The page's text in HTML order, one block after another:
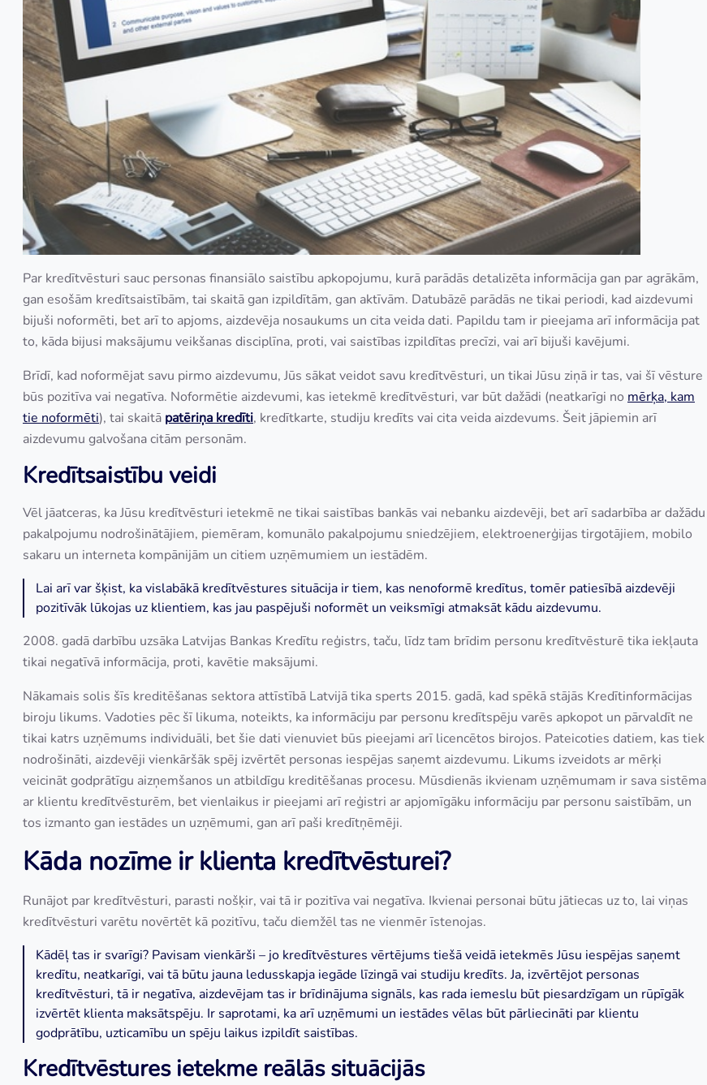
Par kredītvēsturi sauc personas finansiālo saistību apkopojumu, kurā parādās detalizēta informācija gan par agrākām,
gan esošām kredītsaistībām, tai skaitā gan izpildītām, gan aktīvām. Datubāzē parādās ne tikai periodi, kad aizdevumi
bijuši noformēti, bet arī to apjoms, aizdevēja nosaukums un cita veida dati. Papildu tam ir pieejama arī informācija pat
to, kāda bijusi maksājumu veikšanas disciplīna, proti, vai saistības izpildītas precīzi, vai arī bijuši kavējumi.
Brīdī, kad noformējat savu pirmo aizdevumu, Jūs sākat veidot savu kredītvēsturi, un tikai Jūsu ziņā ir tas, vai šī vēsture
būs pozitīva vai negatīva. Noformētie aizdevumi, kas ietekmē kredītvēsturi, var būt dažādi (neatkarīgi no mērķa, kam
tie noformēti), tai skaitā patēriņa kredīti, kredītkarte, studiju kredīts vai cita veida aizdevums. Šeit jāpiemin arī
aizdevumu galvošana citām personām.
Kredītsaistību veidi
Vēl jāatceras, ka Jūsu kredītvēsturi ietekmē ne tikai saistības bankās vai nebanku aizdevēji, bet arī sadarbība ar dažādu
pakalpojumu nodrošinātājiem, piemēram, komunālo pakalpojumu sniedzējiem, elektroenerģijas tirgotājiem, mobilo
sakaru un interneta kompānijām un citiem uzņēmumiem un iestādēm.
Lai arī var šķist, ka vislabākā kredītvēstures situācija ir tiem, kas nenoformē kredītus, tomēr patiesībā aizdevēji
pozitīvāk lūkojas uz klientiem, kas jau paspējuši noformēt un veiksmīgi atmaksāt kādu aizdevumu.
2008. gadā darbību uzsāka Latvijas Bankas Kredītu reģistrs, taču, līdz tam brīdim personu kredītvēsturē tika iekļauta
tikai negatīvā informācija, proti, kavētie maksājumi.
Nākamais solis šīs kreditēšanas sektora attīstībā Latvijā tika sperts 2015. gadā, kad spēkā stājās Kredītinformācijas
biroju likums. Vadoties pēc šī likuma, noteikts, ka informāciju par personu kredītspēju varēs apkopot un pārvaldīt ne
tikai katrs uzņēmums individuāli, bet šie dati vienuviet būs pieejami arī licencētos birojos. Pateicoties datiem, kas tiek
nodrošināti, aizdevēji vienkāršāk spēj izvērtēt personas iespējas saņemt aizdevumu. Likums izveidots ar mērķi
veicināt godprātīgu aizņemšanos un atbildīgu kreditēšanas procesu. Mūsdienās ikvienam uzņēmumam ir sava sistēma
ar klientu kredītvēsturēm, bet vienlaikus ir pieejami arī reģistri ar apjomīgāku informāciju par personu saistībām, un
tos izmanto gan iestādes un uzņēmumi, gan arī paši kredītņēmēji.
Kāda nozīme ir klienta kredītvēsturei?
Runājot par kredītvēsturi, parasti nošķir, vai tā ir pozitīva vai negatīva. Ikvienai personai būtu jātiecas uz to, lai viņas
kredītvēsturi varētu novērtēt kā pozitīvu, taču diemžēl tas ne vienmēr īstenojas.
Kādēļ tas ir svarīgi? Pavisam vienkārši – jo kredītvēstures vērtējums tiešā veidā ietekmēs Jūsu iespējas saņemt
kredītu, neatkarīgi, vai tā būtu jauna ledusskapja iegāde līzingā vai studiju kredīts. Ja, izvērtējot personas
kredītvēsturi, tā ir negatīva, aizdevējam tas ir brīdinājuma signāls, kas rada iemeslu būt piesardzīgam un rūpīgāk
izvērtēt klienta maksātspēju. Ir saprotami, ka arī uzņēmumi un iestādes vēlas būt pārliecināti par klientu
godprātību, uzticamību un spēju laikus izpildīt saistības.
Kredītvēstures ietekme reālās situācijās